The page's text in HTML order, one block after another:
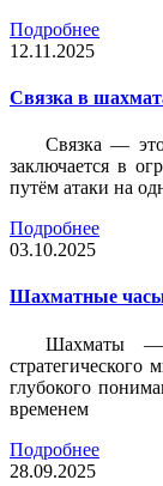
Подробнее
12.11.2025
Связка в
Связка —
заключается в
путём атаки на
Подробнее
03.10.2025
Шахматные
Шахматы —
глубокого
временем
Подробнее
28.09.2025